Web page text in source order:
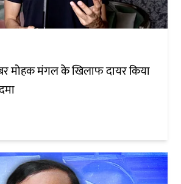
मोहक मंगल के खिलाफ दायर किया